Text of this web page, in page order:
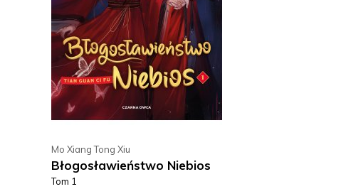
Mo Xiang Tong Xiu
Błogosławieństwo Niebios
Tom 1